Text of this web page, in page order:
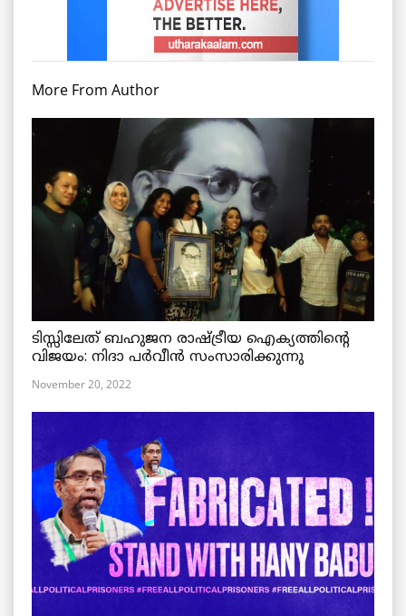
More From Author
ടിസ്സിലേത് ബഹുജന രാഷ്ട്രീയ ഐക്യത്തിന്റെ
വിജയം: നിദാ പർവീൻ സംസാരിക്കുന്നു
November 20, 2022